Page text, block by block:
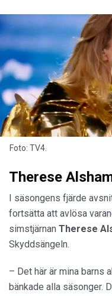
Foto: TV4.
Therese
I säsongens fjärde
fortsätta att avlösa
simstjärnan Therese
Skyddsängeln.
– Det här är mina barns
bänkade alla säsonger.